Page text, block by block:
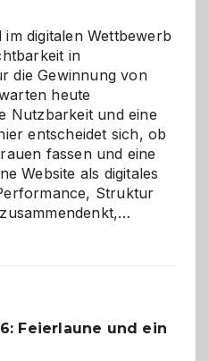
digitalen Wettbewerb
in
die Gewinnung von
heute
Nutzbarkeit und eine
entscheidet sich, ob
fassen und eine
Website als digitales
Struktur
geworden
Feierlaune und ein